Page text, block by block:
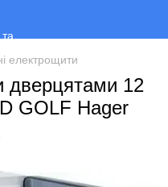
електрощити
дверцятами 12
GOLF Hager